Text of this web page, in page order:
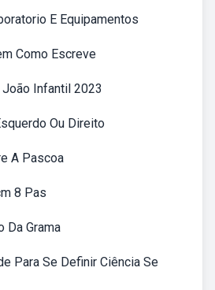
E Equipamentos
Como Escreve
Infantil 2023
Ou Direito
A Pascoa
8 Pas
Da Grama
Para Se Definir Ciência Se